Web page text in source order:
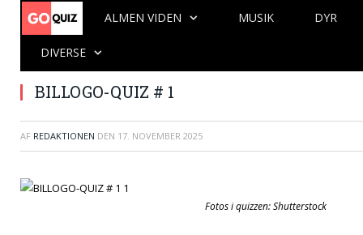
ALMEN VIDEN MUSIK DYR
DIVERSE
BILLOGO-QUIZ # 1
AF REDAKTIONEN DEN 17. NOVEMBER 2025
Fotos i quizzen: Shutterstock